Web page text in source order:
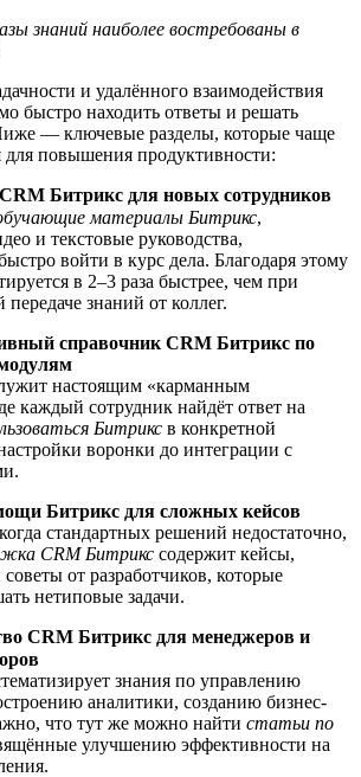
знаний наиболее востребованы в
и удалённого взаимодействия
быстро находить ответы и решать
— ключевые разделы, которые чаще
для повышения продуктивности:
Битрикс для новых сотрудников
материалы Битрикс,
и текстовые руководства,
войти в курс дела. Благодаря этому
в 2–3 раза быстрее, чем при
знаний от коллег.
справочник CRM Битрикс по
настоящим «карманным
каждый сотрудник найдёт ответ на
Битрикс в конкретной
воронки до интеграции с
Битрикс для сложных кейсов
стандартных решений недостаточно,
CRM Битрикс содержит кейсы,
от разработчиков, которые
нетиповые задачи.
CRM Битрикс для менеджеров и
знания по управлению
аналитики, созданию бизнес-
что тут же можно найти статьи по
улучшению эффективности на